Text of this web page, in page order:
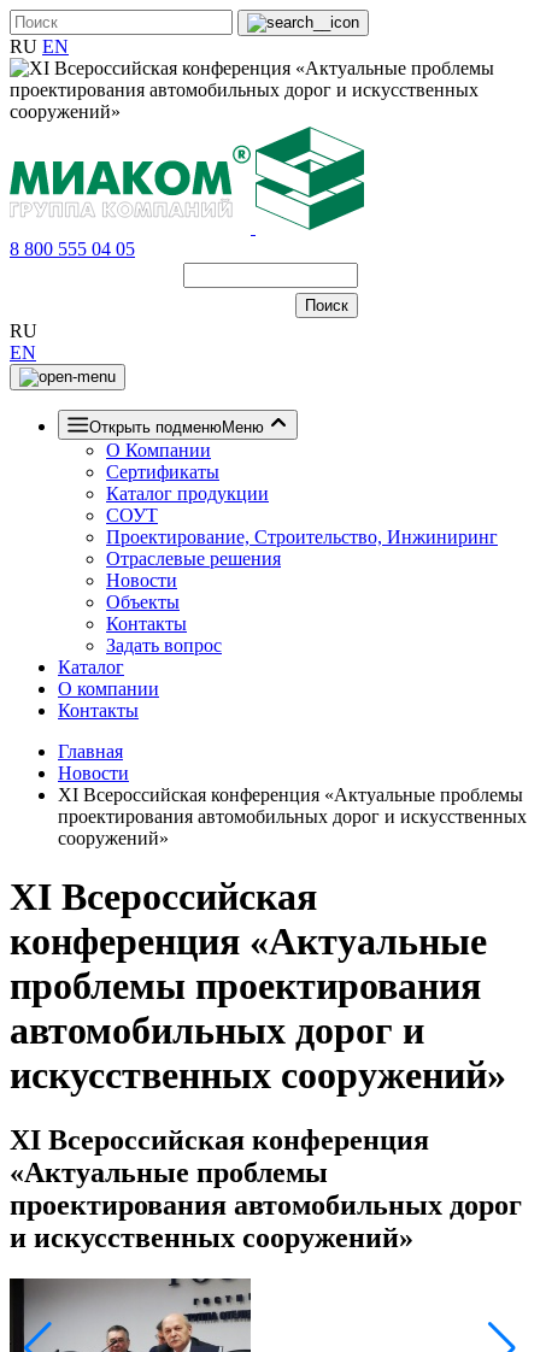
RU EN
8 800 555 04 05
RU
EN
Открыть подменюМеню
О Компании
Сертификаты
Каталог продукции
СОУТ
Проектирование, Строительство, Инжиниринг
Отраслевые решения
Новости
Объекты
Контакты
Задать вопрос
Каталог
О компании
Контакты
Главная
Новости
XI Всероссийская конференция «Актуальные проблемы
проектирования автомобильных дорог и искусственных
сооружений»
XI Всероссийская
конференция «Актуальные
проблемы проектирования
автомобильных дорог и
искусственных сооружений»
XI Всероссийская конференция
«Актуальные проблемы
проектирования автомобильных дорог
и искусственных сооружений»